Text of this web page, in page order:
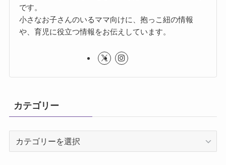
です。
小さなお子さんのいるママ向けに、抱っこ紐の情報
や、育児に役立つ情報をお伝えしています。
カテゴリー